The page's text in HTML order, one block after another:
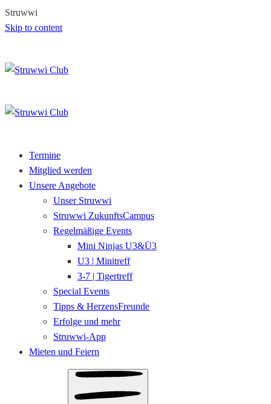
Struwwi
Skip to content
Termine
Mitglied werden
Unsere Angebote
Unser Struwwi
Struwwi ZukunftsCampus
Regelmäßige Events
Mini Ninjas U3&Ü3
U3 | Minitreff
3-7 | Tigertreff
Special Events
Tipps & HerzensFreunde
Erfolge und mehr
Struwwi-App
Mieten und Feiern